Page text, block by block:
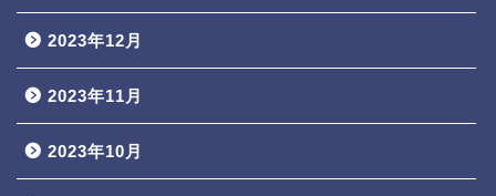
2023年12月
2023年11月
2023年10月